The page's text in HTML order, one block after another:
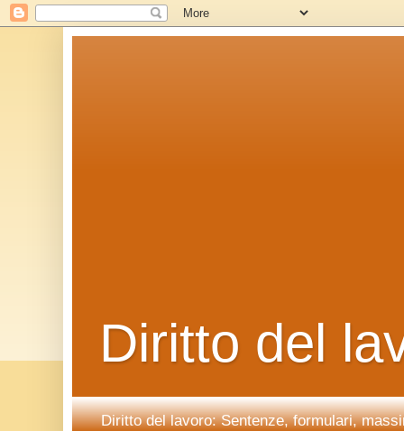
Diritto del
Diritto del lavoro: Sentenze, formulari,